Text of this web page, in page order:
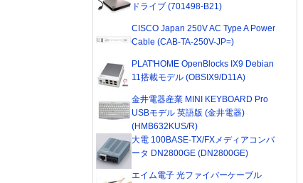
ドライブ (701498-B21)
CISCO Japan 250V AC Type A Power
Cable (CAB-TA-250V-JP=)
PLAT'HOME OpenBlocks IX9 Debian
11搭載モデル (OBSIX9/D11A)
金井電器産業 MINI KEYBOARD Pro
USBモデル 英語版 (金井電器)
(HMB632KUS/R)
大電 100BASE-TX/FXメディアコンバ
ータ DN2800GE (DN2800GE)
エイム電子 光ファイバーケーブル